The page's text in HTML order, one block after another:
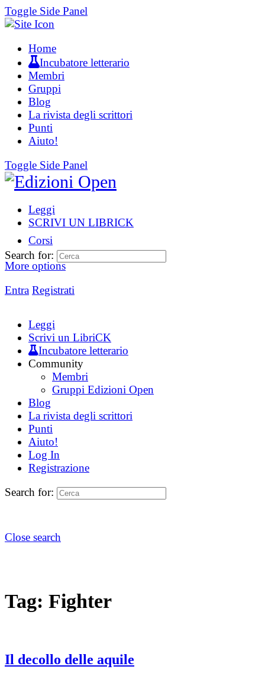
Toggle Side Panel
Home
Incubatore letterario
Membri
Gruppi
Blog
La rivista degli scrittori
Punti
Aiuto!
Toggle Side Panel
Leggi
SCRIVI UN LIBRICK
Corsi
More options
Entra Registrati
Search for:
Leggi
Scrivi un LibriCK
Incubatore letterario
Community
Membri
Gruppi Edizioni Open
Blog
La rivista degli scrittori
Punti
Aiuto!
Log In
Registrazione
Search for:
Close search
Tag: Fighter
Il decollo delle aquile